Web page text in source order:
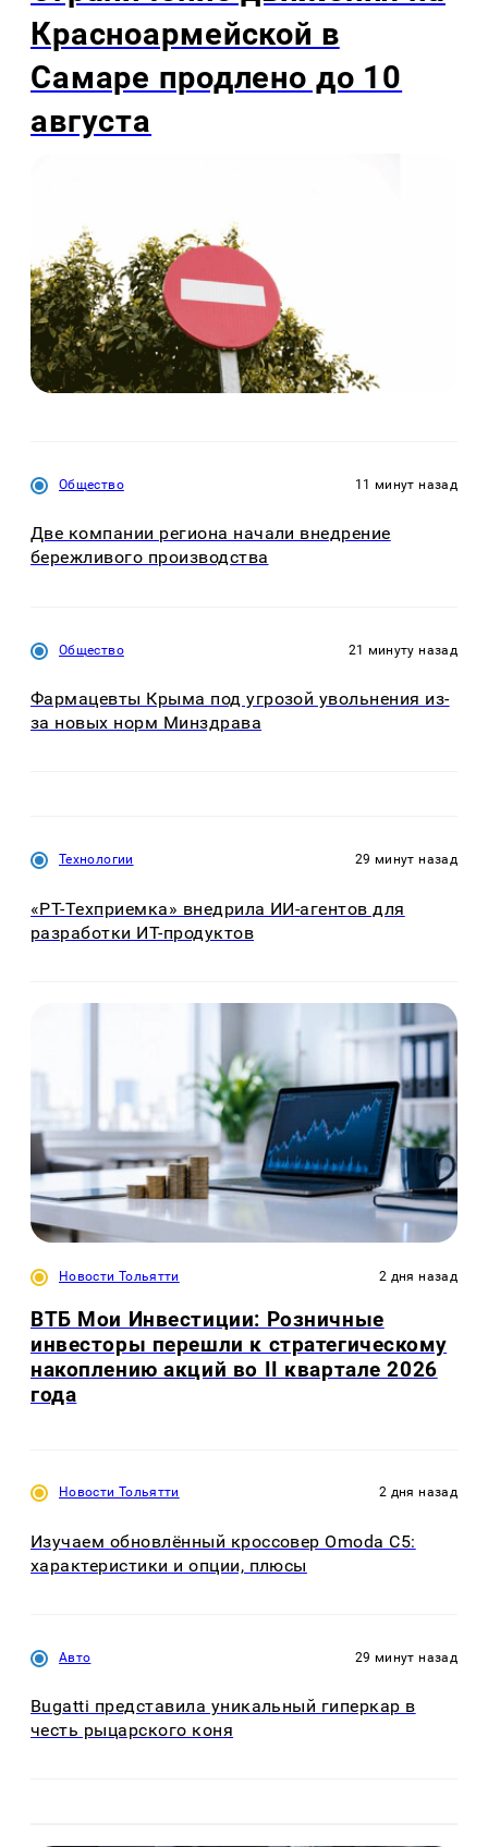
Красноармейской в
Самаре продлено до 10
августа
Общество 11 минут назад
Две компании региона начали внедрение
бережливого производства
Общество 21 минуту назад
Фармацевты Крыма под угрозой увольнения из-
за новых норм Минздрава
Технологии 29 минут назад
«РТ-Техприемка» внедрила ИИ-агентов для
разработки ИТ-продуктов
Новости Тольятти 2 дня назад
ВТБ Мои Инвестиции: Розничные
инвесторы перешли к стратегическому
накоплению акций во II квартале 2026
года
Новости Тольятти 2 дня назад
Изучаем обновлённый кроссовер Omoda C5:
характеристики и опции, плюсы
Авто 29 минут назад
Bugatti представила уникальный гиперкар в
честь рыцарского коня